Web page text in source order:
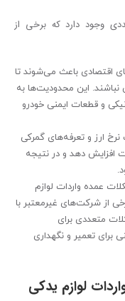
وجود دارد که برخی از
اقتصادی باعث می‌شوند تا
نباشند. این محدودیت‌ها به
و قطعات ایمنی خودرو
ارز و تعرفه‌های گمرکی
افزایش دهد و در نتیجه
عمده واردات لوازم
از شرکت‌های غیرمعتبر با
متعددی برای
تعمیر و نگهداری
لوازم یدکی